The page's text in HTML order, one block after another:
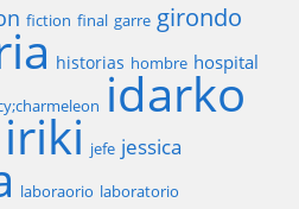
fiction final garre girondo
historias hombre hospital
idarko
iriki jefe jessica
laboraorio laboratorio